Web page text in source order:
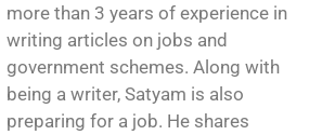
more than 3 years of experience in
writing articles on jobs and
government schemes. Along with
being a writer, Satyam is also
preparing for a job. He shares